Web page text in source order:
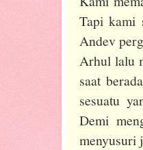
Tapi kami
Andev
Arhul lalu
saat
sesuatu
Demi
menyusuri